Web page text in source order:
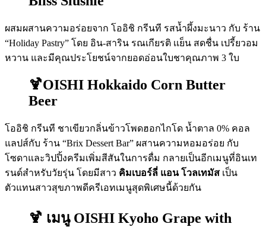
ผสมผสานความอร่อยจาก โออิชิ กรีนที รสน้ำผึ้งมะนาว กับ ร้าน
“Holiday Pastry” โดย อิน-สาริน รณเกียรติ เเย็น สดชื่น เปรี้ยวอม
หวาน และมีคุณประโยชน์จากยอดอ่อนใบชาคุณภาพ 3 ใบ
🍹OISHI Hokkaido Corn Butter
Beer
โออิชิ กรีนที ชาเขียวกลิ่นข้าวโพดฮอกไกโด น้ำตาล 0% คอล
แลปส์กับ ร้าน “Brix Dessert Bar” ผสานความหอมอร่อย กับ
โซดาและวิปปิ้งครีมเพิ่มสีสันในการดื่ม กลายเป็นอีกเมนูที่อินเท
รนด์สำหรับวัยรุ่น โดยมีสาว คิมเบอร์ลี่ แอน โวลเทมัส เป็น
ตัวแทนสาวสุขภาพดีครีเอทเมนูสุดพิเศษนี้ด้วยกัน
🍹 เมนู OISHI Kyoho Grape with